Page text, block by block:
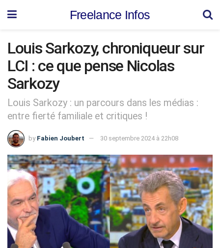
Freelance Infos
Louis Sarkozy, chroniqueur sur
LCI : ce que pense Nicolas
Sarkozy
Louis Sarkozy : un parcours dans les médias :
entre fierté familiale et critiques !
by Fabien Joubert 30 septembre 2024 à 22h08